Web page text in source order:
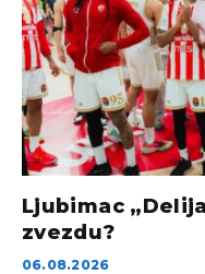
Ljubimac
zvezdu?
06.08.2026